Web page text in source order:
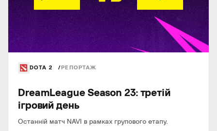
DOTA 2 РЕПОРТАЖ
DreamLeague Season 23: третій
ігровий день
Останній матч NAVI в рамках групового етапу.